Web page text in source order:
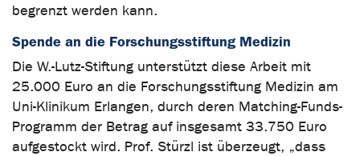
begrenzt werden kann.
Spende an die Forschungsstiftung Medizin
Die W.-Lutz-Stiftung unterstützt diese Arbeit mit
25.000 Euro an die Forschungsstiftung Medizin am
Uni-Klinikum Erlangen, durch deren Matching-Funds-
Programm der Betrag auf insgesamt 33.750 Euro
aufgestockt wird. Prof. Stürzl ist überzeugt, „dass